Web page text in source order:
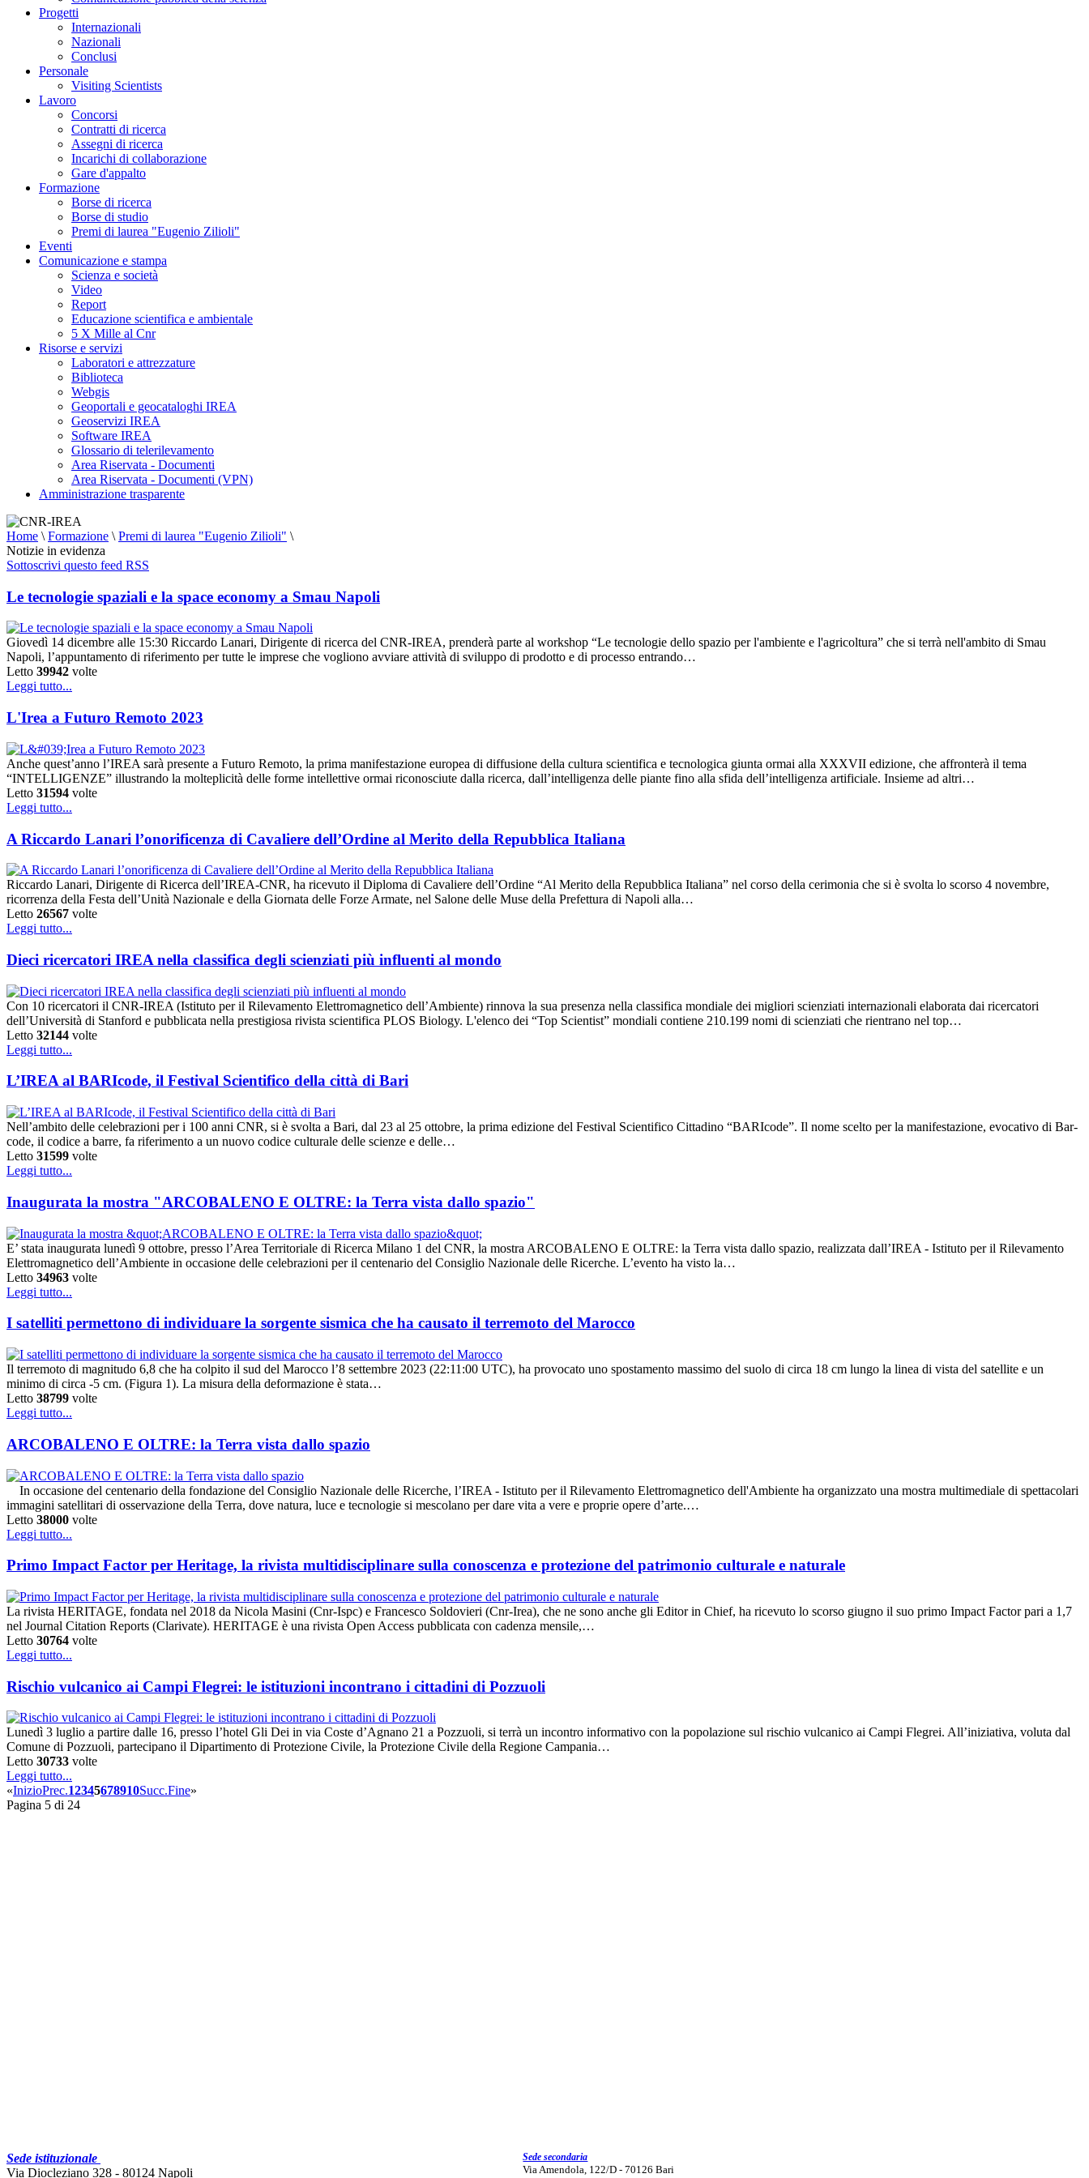
Progetti
Internazionali
Nazionali
Conclusi
Personale
Visiting Scientists
Lavoro
Concorsi
Contratti di ricerca
Assegni di ricerca
Incarichi di collaborazione
Gare d'appalto
Formazione
Borse di ricerca
Borse di studio
Premi di laurea "Eugenio Zilioli"
Eventi
Comunicazione e stampa
Scienza e società
Video
Report
Educazione scientifica e ambientale
5 X Mille al Cnr
Risorse e servizi
Laboratori e attrezzature
Biblioteca
Webgis
Geoportali e geocataloghi IREA
Geoservizi IREA
Software IREA
Glossario di telerilevamento
Area Riservata - Documenti
Area Riservata - Documenti (VPN)
Amministrazione trasparente
Home \ Formazione \ Premi di laurea "Eugenio Zilioli" \
Notizie in evidenza
Sottoscrivi questo feed RSS
Le tecnologie spaziali e la space economy a Smau Napoli
Giovedì 14 dicembre alle 15:30 Riccardo Lanari, Dirigente di ricerca del CNR-IREA, prenderà parte al workshop “Le tecnologie dello spazio per l'ambiente e l'agricoltura” che si terrà nell'ambito di Smau
Napoli, l’appuntamento di riferimento per tutte le imprese che vogliono avviare attività di sviluppo di prodotto e di processo entrando…
Letto 39942 volte
Leggi tutto...
L'Irea a Futuro Remoto 2023
Anche quest’anno l’IREA sarà presente a Futuro Remoto, la prima manifestazione europea di diffusione della cultura scientifica e tecnologica giunta ormai alla XXXVII edizione, che affronterà il tema
“INTELLIGENZE” illustrando la molteplicità delle forme intellettive ormai riconosciute dalla ricerca, dall’intelligenza delle piante fino alla sfida dell’intelligenza artificiale. Insieme ad altri…
Letto 31594 volte
Leggi tutto...
A Riccardo Lanari l’onorificenza di Cavaliere dell’Ordine al Merito della Repubblica Italiana
Riccardo Lanari, Dirigente di Ricerca dell’IREA-CNR, ha ricevuto il Diploma di Cavaliere dell’Ordine “Al Merito della Repubblica Italiana” nel corso della cerimonia che si è svolta lo scorso 4 novembre,
ricorrenza della Festa dell’Unità Nazionale e della Giornata delle Forze Armate, nel Salone delle Muse della Prefettura di Napoli alla…
Letto 26567 volte
Leggi tutto...
Dieci ricercatori IREA nella classifica degli scienziati più influenti al mondo
Con 10 ricercatori il CNR-IREA (Istituto per il Rilevamento Elettromagnetico dell’Ambiente) rinnova la sua presenza nella classifica mondiale dei migliori scienziati internazionali elaborata dai ricercatori
dell’Università di Stanford e pubblicata nella prestigiosa rivista scientifica PLOS Biology. L'elenco dei “Top Scientist” mondiali contiene 210.199 nomi di scienziati che rientrano nel top…
Letto 32144 volte
Leggi tutto...
L’IREA al BARIcode, il Festival Scientifico della città di Bari
Nell’ambito delle celebrazioni per i 100 anni CNR, si è svolta a Bari, dal 23 al 25 ottobre, la prima edizione del Festival Scientifico Cittadino “BARIcode”. Il nome scelto per la manifestazione, evocativo di Bar-
code, il codice a barre, fa riferimento a un nuovo codice culturale delle scienze e delle…
Letto 31599 volte
Leggi tutto...
Inaugurata la mostra "ARCOBALENO E OLTRE: la Terra vista dallo spazio"
E’ stata inaugurata lunedì 9 ottobre, presso l’Area Territoriale di Ricerca Milano 1 del CNR, la mostra ARCOBALENO E OLTRE: la Terra vista dallo spazio, realizzata dall’IREA - Istituto per il Rilevamento
Elettromagnetico dell’Ambiente in occasione delle celebrazioni per il centenario del Consiglio Nazionale delle Ricerche. L’evento ha visto la…
Letto 34963 volte
Leggi tutto...
I satelliti permettono di individuare la sorgente sismica che ha causato il terremoto del Marocco
Il terremoto di magnitudo 6,8 che ha colpito il sud del Marocco l’8 settembre 2023 (22:11:00 UTC), ha provocato uno spostamento massimo del suolo di circa 18 cm lungo la linea di vista del satellite e un
minimo di circa -5 cm. (Figura 1). La misura della deformazione è stata…
Letto 38799 volte
Leggi tutto...
ARCOBALENO E OLTRE: la Terra vista dallo spazio
In occasione del centenario della fondazione del Consiglio Nazionale delle Ricerche, l’IREA - Istituto per il Rilevamento Elettromagnetico dell'Ambiente ha organizzato una mostra multimediale di spettacolari
immagini satellitari di osservazione della Terra, dove natura, luce e tecnologie si mescolano per dare vita a vere e proprie opere d’arte.…
Letto 38000 volte
Leggi tutto...
Primo Impact Factor per Heritage, la rivista multidisciplinare sulla conoscenza e protezione del patrimonio culturale e naturale
La rivista HERITAGE, fondata nel 2018 da Nicola Masini (Cnr-Ispc) e Francesco Soldovieri (Cnr-Irea), che ne sono anche gli Editor in Chief, ha ricevuto lo scorso giugno il suo primo Impact Factor pari a 1,7
nel Journal Citation Reports (Clarivate). HERITAGE è una rivista Open Access pubblicata con cadenza mensile,…
Letto 30764 volte
Leggi tutto...
Rischio vulcanico ai Campi Flegrei: le istituzioni incontrano i cittadini di Pozzuoli
Lunedì 3 luglio a partire dalle 16, presso l’hotel Gli Dei in via Coste d’Agnano 21 a Pozzuoli, si terrà un incontro informativo con la popolazione sul rischio vulcanico ai Campi Flegrei. All’iniziativa, voluta dal
Comune di Pozzuoli, partecipano il Dipartimento di Protezione Civile, la Protezione Civile della Regione Campania…
Letto 30733 volte
Leggi tutto...
«InizioPrec.12345678910Succ.Fine»
Pagina 5 di 24
Sede istituzionale
Via Diocleziano 328 - 80124 Napoli
Sede secondaria
Via Amendola, 122/D - 70126 Bari